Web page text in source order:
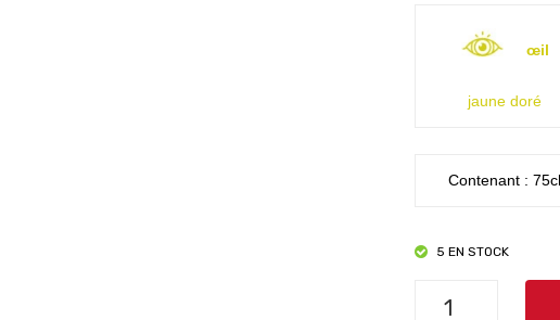
œil
jaune doré
Contenant : 75cl
5 EN STOCK